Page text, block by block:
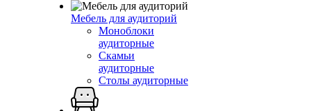
Мебель для аудиторий
Моноблоки
аудиторные
Скамьи
аудиторные
Столы аудиторные